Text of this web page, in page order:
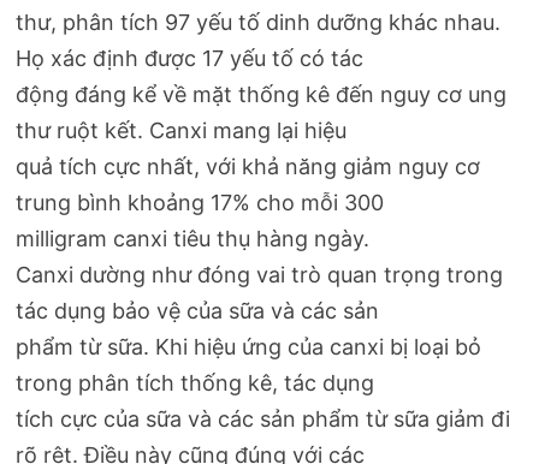
thư, phân tích 97 yếu tố dinh dưỡng khác nhau.
Họ xác định được 17 yếu tố có tác
động đáng kể về mặt thống kê đến nguy cơ ung
thư ruột kết. Canxi mang lại hiệu
quả tích cực nhất, với khả năng giảm nguy cơ
trung bình khoảng 17% cho mỗi 300
milligram canxi tiêu thụ hàng ngày.
Canxi dường như đóng vai trò quan trọng trong
tác dụng bảo vệ của sữa và các sản
phẩm từ sữa. Khi hiệu ứng của canxi bị loại bỏ
trong phân tích thống kê, tác dụng
tích cực của sữa và các sản phẩm từ sữa giảm đi
rõ rệt. Điều này cũng đúng với các